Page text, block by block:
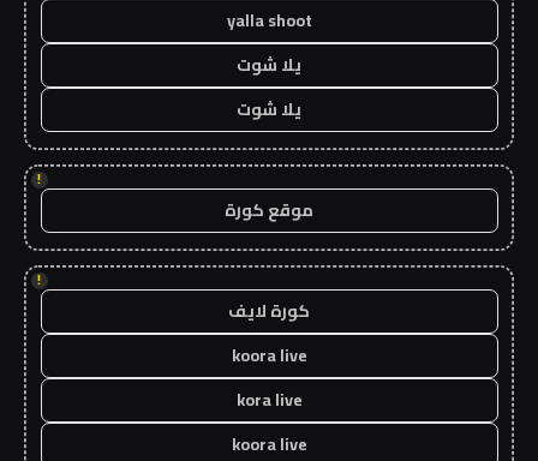
yalla shoot
يلا شوت
يلا شوت
!
موقع كورة
!
كورة لايف
koora live
kora live
koora live